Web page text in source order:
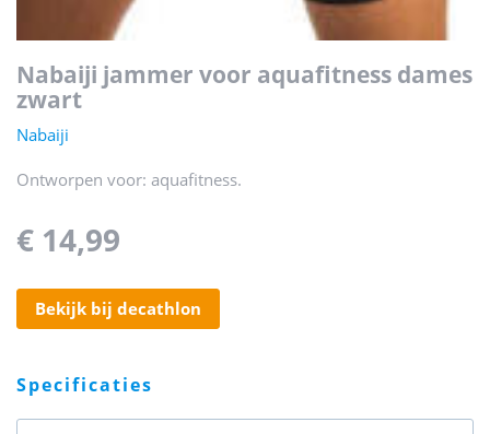
nabaiji jammer voor aquafitness dames
zwart
Nabaiji
Ontworpen voor: aquafitness.
€ 14,99
bekijk bij decathlon
specificaties